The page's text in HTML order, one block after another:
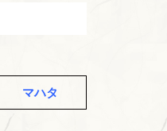
マハタ